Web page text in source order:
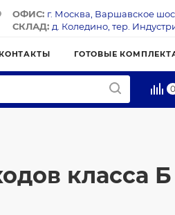
ОФИС: г. Москва, Варшавское
СКЛАД: д. Коледино, тер.
КОНТАКТЫ ГОТОВЫЕ
0
класса Б